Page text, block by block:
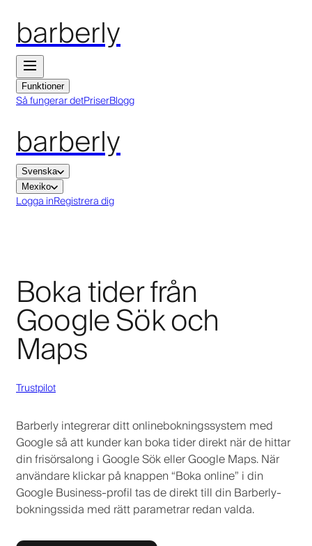
barberly
Funktioner
Så fungerar detPriserBlogg
barberly
Svenska
Mexiko
Logga inRegistrera dig
Boka tider från
Google Sök och
Maps
Trustpilot
Barberly integrerar ditt onlinebokningssystem med
Google så att kunder kan boka tider direkt när de hittar
din frisörsalong i Google Sök eller Google Maps. När
användare klickar på knappen “Boka online” i din
Google Business-profil tas de direkt till din Barberly-
bokningssida med rätt parametrar redan valda.